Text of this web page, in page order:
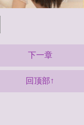
下一章
回顶部↑